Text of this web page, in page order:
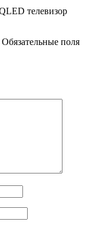
телевизор
Обязательные поля